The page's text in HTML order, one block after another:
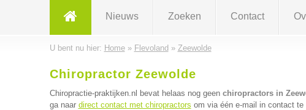
Nieuws Zoeken Contact
U bent nu hier: Home» Flevoland » Zeewolde
Chiropractor Zeewolde
Chiropractie-praktijken.nl bevat helaas nog geen chiropractors in
ga naar direct contact met chiropractors om via één e-mail in contact